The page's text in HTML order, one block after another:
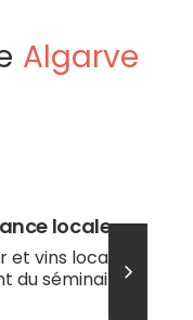
Algarve
locale
vins locaux…
du séminaire !